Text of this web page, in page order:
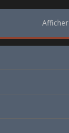
Afficher